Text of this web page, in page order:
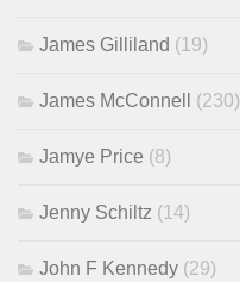
James Gilliland (19)
James McConnell (230)
Jamye Price (8)
Jenny Schiltz (14)
John F Kennedy (29)